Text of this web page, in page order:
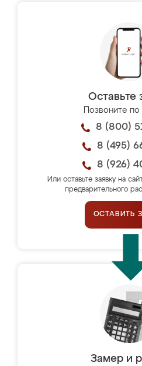
Оставьте
Позвоните
8 (800)
8 (495)
8 (926)
Или оставьте заявку на
предварительного
ОСТАВИТЬ
Замер и